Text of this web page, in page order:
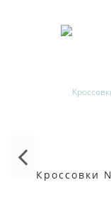
Кроссовки